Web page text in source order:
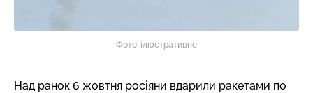
Фото: ілюстративне
Над ранок 6 жовтня росіяни вдарили ракетами по